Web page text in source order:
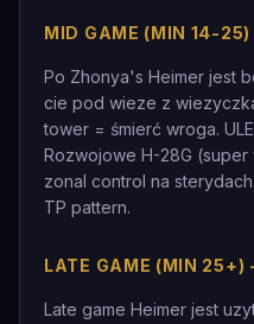
MID GAME (MIN 14-
Po Zhonya's Heimer jest
cie pod wieze z
tower = śmierć wroga.
Rozwojowe H-28G
zonal control na
TP pattern.
LATE GAME (MIN 25+)
Late game Heimer jest